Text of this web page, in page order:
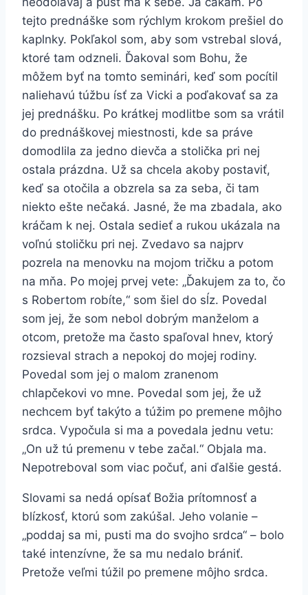
tejto prednáške som rýchlym krokom prešiel do
kaplnky. Pokľakol som, aby som vstrebal slová,
ktoré tam odzneli. Ďakoval som Bohu, že
môžem byť na tomto seminári, keď som pocítil
naliehavú túžbu ísť za Vicki a poďakovať sa za
jej prednášku. Po krátkej modlitbe som sa vrátil
do prednáškovej miestnosti, kde sa práve
domodlila za jedno dievča a stolička pri nej
ostala prázdna. Už sa chcela akoby postaviť,
keď sa otočila a obzrela sa za seba, či tam
niekto ešte nečaká. Jasné, že ma zbadala, ako
kráčam k nej. Ostala sedieť a rukou ukázala na
voľnú stoličku pri nej. Zvedavo sa najprv
pozrela na menovku na mojom tričku a potom
na mňa. Po mojej prvej vete: „Ďakujem za to, čo
s Robertom robíte,“ som šiel do sĺz. Povedal
som jej, že som nebol dobrým manželom a
otcom, pretože ma často spaľoval hnev, ktorý
rozsieval strach a nepokoj do mojej rodiny.
Povedal som jej o malom zranenom
chlapčekovi vo mne. Povedal som jej, že už
nechcem byť takýto a túžim po premene môjho
srdca. Vypočula si ma a povedala jednu vetu:
„On už tú premenu v tebe začal.“ Objala ma.
Nepotreboval som viac počuť, ani ďalšie gestá.
Slovami sa nedá opísať Božia prítomnosť a
blízkosť, ktorú som zakúšal. Jeho volanie –
„poddaj sa mi, pusti ma do svojho srdca“ – bolo
také intenzívne, že sa mu nedalo brániť.
Pretože veľmi túžil po premene môjho srdca.